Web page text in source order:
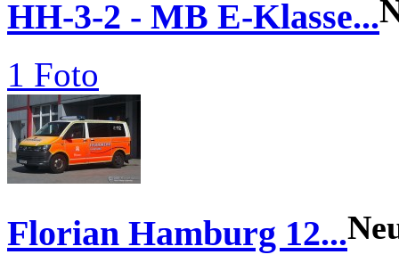
HH-3-2 - MB E-Klasse...
1 Foto
Florian Hamburg 12...